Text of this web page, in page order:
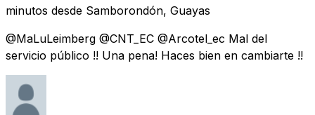
minutos desde Samborondón, Guayas
@MaLuLeimberg @CNT_EC @Arcotel_ec Mal del
servicio público !! Una pena! Haces bien en cambiarte !!